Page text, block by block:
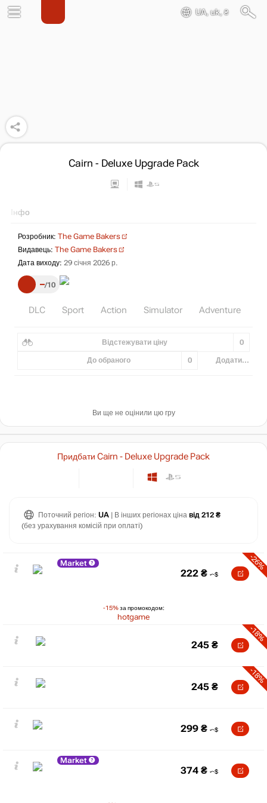
UA, uk, ₴
Cairn - Deluxe Upgrade Pack
Інфо
Розробник: The Game Bakers
Видавець: The Game Bakers
Дата виходу: 29 січня 2026 р.
– 10
DLC Sport Action Simulator Adventure
Відстежувати ціну 0
До обраного 0 Додати...
Ви ще не оцінили цю гру
Придбати Cairn - Deluxe Upgrade Pack
Поточний регіон: UA | В інших регіонах ціна від 212 ₴
(без урахування комісій при оплаті)
Market
-15%за промокодом:
hotgame
-26%
222 ₴
-18%
245 ₴
-18%
245 ₴
299 ₴
Market
374 ₴